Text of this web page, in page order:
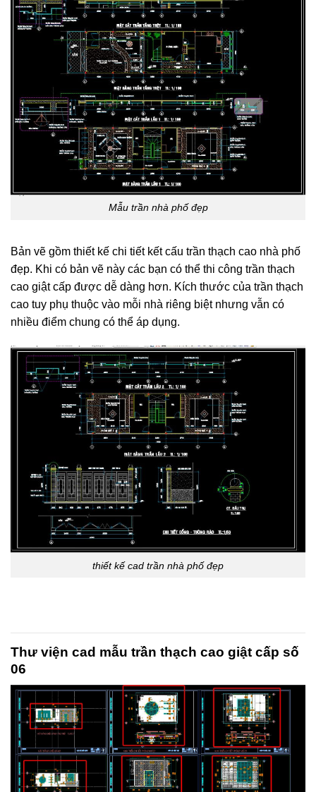
Mẫu trần nhà phố đẹp
Bản vẽ gồm thiết kế chi tiết kết cấu trần thạch cao nhà phố
đẹp. Khi có bản vẽ này các bạn có thể thi công trần thạch
cao giật cấp được dễ dàng hơn. Kích thước của trần thạch
cao tuy phụ thuộc vào mỗi nhà riêng biệt nhưng vẫn có
nhiều điểm chung có thể áp dụng.
thiết kế cad trần nhà phố đẹp
Thư viện cad mẫu trần thạch cao giật cấp số
06